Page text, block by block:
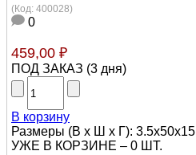
(Код: 400028)
0
459,00 ₽
ПОД ЗАКАЗ (3 дня)
В корзину
Размеры (В х Ш х Г): 3.5х50х15
УЖЕ В КОРЗИНЕ – 0 ШТ.